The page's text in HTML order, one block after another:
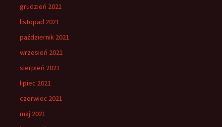
grudzień 2021
listopad 2021
październik 2021
wrzesień 2021
sierpień 2021
lipiec 2021
czerwiec 2021
maj 2021